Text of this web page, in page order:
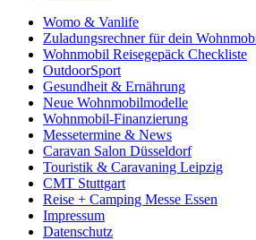
Womo & Vanlife
Zuladungsrechner für dein
Wohnmobil Reisegepäck Checkliste
OutdoorSport
Gesundheit & Ernährung
Neue Wohnmobilmodelle
Wohnmobil-Finanzierung
Messetermine & News
Caravan Salon Düsseldorf
Touristik & Caravaning Leipzig
CMT Stuttgart
Reise + Camping Messe Essen
Impressum
Datenschutz